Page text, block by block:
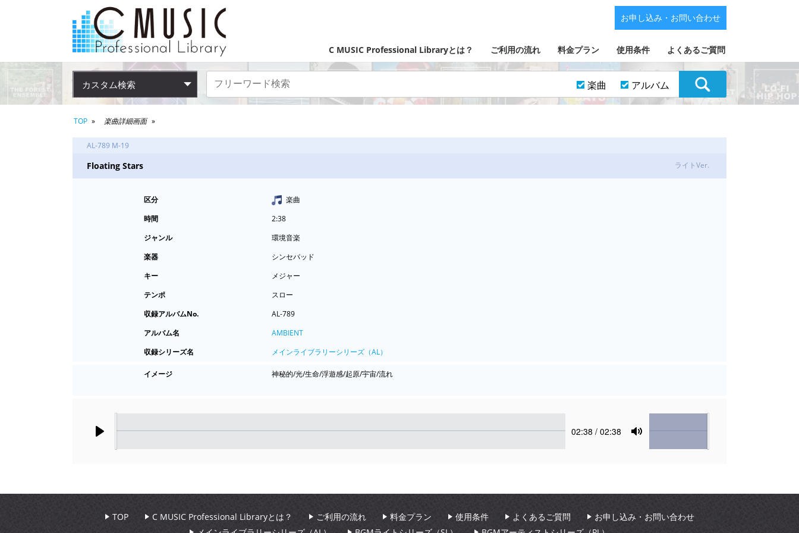
C MUSIC Professional Libraryとは？ ご利用の流れ 料金プラン 使用条件 よくあるご質問
お申し込み・お問い合わせ
カスタム検索 楽曲 アルバム
TOP 楽曲詳細画面
AL-789 M-19
Floating Stars ライトVer.
区分
楽曲
時間
2:38
ジャンル
環境音楽
楽器
シンセパッド
キー
メジャー
テンポ
スロー
収録アルバムNo.
AL-789
アルバム名
AMBIENT
収録シリーズ名
メインライブラリーシリーズ（AL）
イメージ 神秘的/光/生命/浮遊感/起原/宇宙/流れ
Current
02:38 / 02:38
Mute
Volume
TOP C MUSIC Professional Libraryとは？ ご利用の流れ 料金プラン 使用条件 よくあるご質問
お申し込み・お問い合わせ